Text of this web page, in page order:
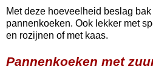
Met deze hoeveelheid beslag
pannenkoeken. Ook lekker met
en rozijnen of met kaas.
Pannenkoeken met